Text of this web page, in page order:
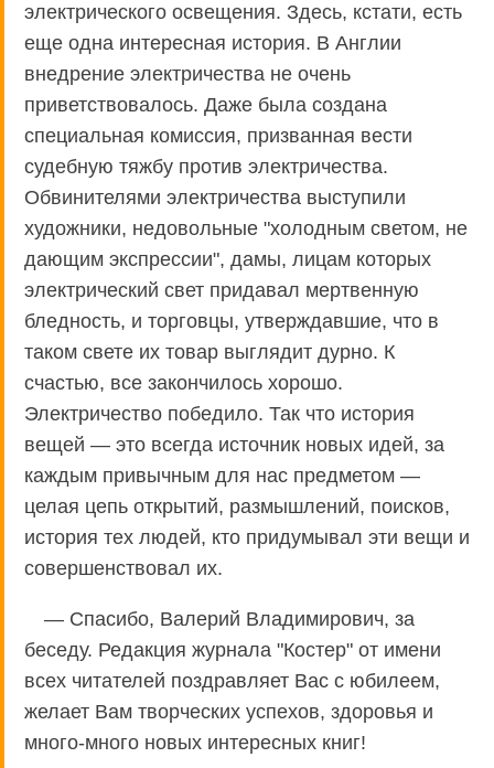
электрического освещения. Здесь, кстати, есть
еще одна интересная история. В Англии
внедрение электричества не очень
приветствовалось. Даже была создана
специальная комиссия, призванная вести
судебную тяжбу против электричества.
Обвинителями электричества выступили
художники, недовольные "холодным светом, не
дающим экспрессии", дамы, лицам которых
электрический свет придавал мертвенную
бледность, и торговцы, утверждавшие, что в
таком свете их товар выглядит дурно. К
счастью, все закончилось хорошо.
Электричество победило. Так что история
вещей — это всегда источник новых идей, за
каждым привычным для нас предметом —
целая цепь открытий, размышлений, поисков,
история тех людей, кто придумывал эти вещи и
совершенствовал их.
— Спасибо, Валерий Владимирович, за
беседу. Редакция журнала "Костер" от имени
всех читателей поздравляет Вас с юбилеем,
желает Вам творческих успехов, здоровья и
много-много новых интересных книг!